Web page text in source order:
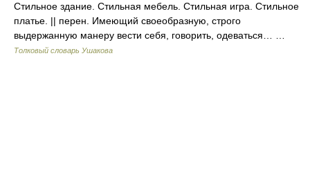
Стильное здание. Стильная мебель. Стильная игра. Стильное
платье. || перен. Имеющий своеобразную, строго
выдержанную манеру вести себя, говорить, одеваться… …
Толковый словарь Ушакова